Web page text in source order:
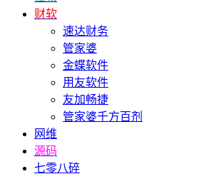
财软
速达财务
管家婆
金蝶软件
用友软件
友加畅捷
管家婆千方百剂
网维
源码
七零八碎